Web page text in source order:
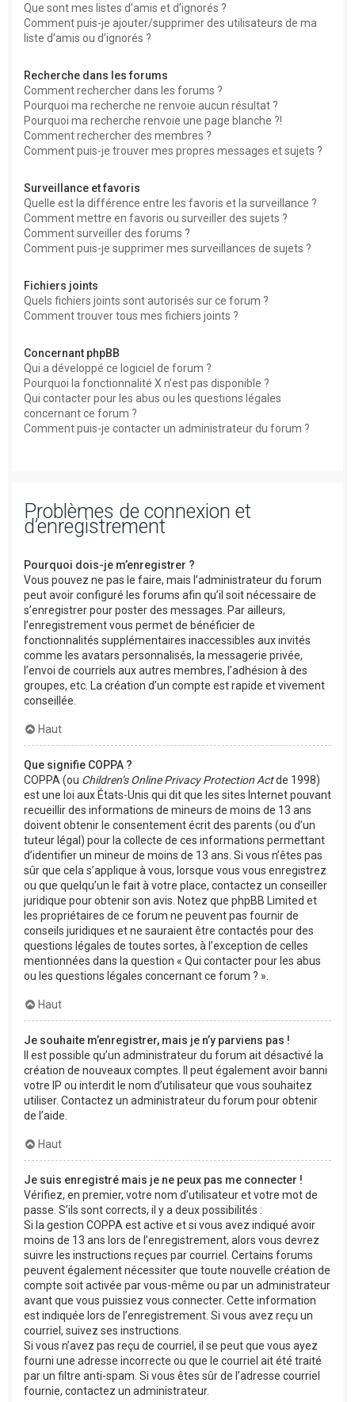
Que sont mes listes d’amis et d’ignorés ?
Comment puis-je ajouter/supprimer des utilisateurs de ma
liste d’amis ou d’ignorés ?
Recherche dans les forums
Comment rechercher dans les forums ?
Pourquoi ma recherche ne renvoie aucun résultat ?
Pourquoi ma recherche renvoie une page blanche ?!
Comment rechercher des membres ?
Comment puis-je trouver mes propres messages et sujets ?
Surveillance et favoris
Quelle est la différence entre les favoris et la surveillance ?
Comment mettre en favoris ou surveiller des sujets ?
Comment surveiller des forums ?
Comment puis-je supprimer mes surveillances de sujets ?
Fichiers joints
Quels fichiers joints sont autorisés sur ce forum ?
Comment trouver tous mes fichiers joints ?
Concernant phpBB
Qui a développé ce logiciel de forum ?
Pourquoi la fonctionnalité X n’est pas disponible ?
Qui contacter pour les abus ou les questions légales
concernant ce forum ?
Comment puis-je contacter un administrateur du forum ?
Problèmes de connexion et
d’enregistrement
Pourquoi dois-je m’enregistrer ?
Vous pouvez ne pas le faire, mais l’administrateur du forum
peut avoir configuré les forums afin qu’il soit nécessaire de
s’enregistrer pour poster des messages. Par ailleurs,
l’enregistrement vous permet de bénéficier de
fonctionnalités supplémentaires inaccessibles aux invités
comme les avatars personnalisés, la messagerie privée,
l’envoi de courriels aux autres membres, l’adhésion à des
groupes, etc. La création d’un compte est rapide et vivement
conseillée.
Haut
Que signifie COPPA ?
COPPA (ou Children’s Online Privacy Protection Actde 1998)
est une loi aux États-Unis qui dit que les sites Internet pouvant
recueillir des informations de mineurs de moins de 13 ans
doivent obtenir le consentement écrit des parents (ou d’un
tuteur légal) pour la collecte de ces informations permettant
d’identifier un mineur de moins de 13 ans. Si vous n’êtes pas
sûr que cela s’applique à vous, lorsque vous vous enregistrez
ou que quelqu’un le fait à votre place, contactez un conseiller
juridique pour obtenir son avis. Notez que phpBB Limited et
les propriétaires de ce forum ne peuvent pas fournir de
conseils juridiques et ne sauraient être contactés pour des
questions légales de toutes sortes, à l’exception de celles
mentionnées dans la question « Qui contacter pour les abus
ou les questions légales concernant ce forum ? ».
Haut
Je souhaite m’enregistrer, mais je n’y parviens pas !
Il est possible qu’un administrateur du forum ait désactivé la
création de nouveaux comptes. Il peut également avoir banni
votre IP ou interdit le nom d’utilisateur que vous souhaitez
utiliser. Contactez un administrateur du forum pour obtenir
de l’aide.
Haut
Je suis enregistré mais je ne peux pas me connecter !
Vérifiez, en premier, votre nom d’utilisateur et votre mot de
passe. S’ils sont corrects, il y a deux possibilités :
Si la gestion COPPA est active et si vous avez indiqué avoir
moins de 13 ans lors de l’enregistrement, alors vous devrez
suivre les instructions reçues par courriel. Certains forums
peuvent également nécessiter que toute nouvelle création de
compte soit activée par vous-même ou par un administrateur
avant que vous puissiez vous connecter. Cette information
est indiquée lors de l’enregistrement. Si vous avez reçu un
courriel, suivez ses instructions.
Si vous n’avez pas reçu de courriel, il se peut que vous ayez
fourni une adresse incorrecte ou que le courriel ait été traité
par un filtre anti-spam. Si vous êtes sûr de l’adresse courriel
fournie, contactez un administrateur.